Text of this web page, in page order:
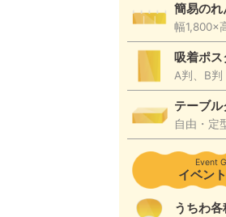
簡易のれ
幅1,800×
吸着ポ
A判、B判
テーブ
自由・定
Event
イベン
うちわ各